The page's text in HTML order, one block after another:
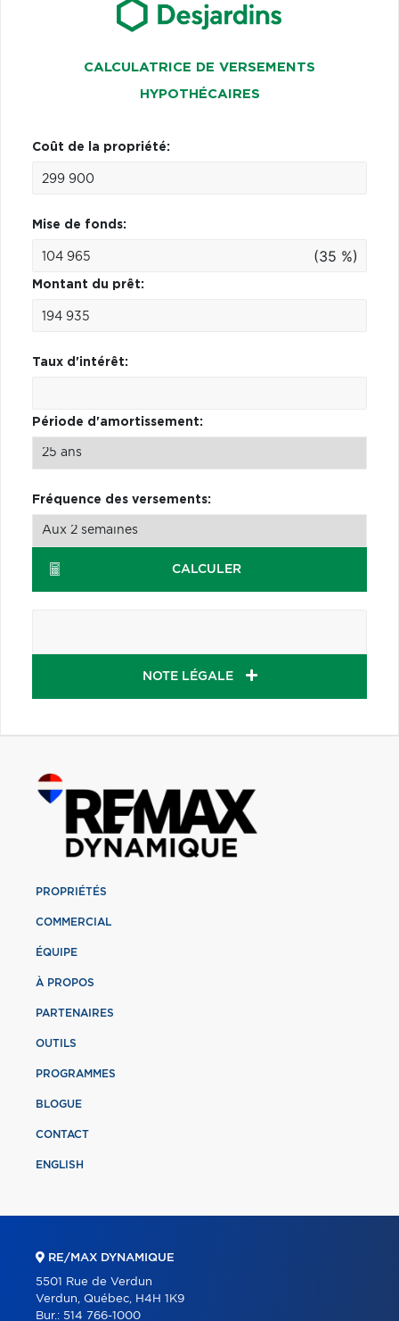
CALCULATRICE DE VERSEMENTS
HYPOTHÉCAIRES
Coût de la propriété:
Mise de fonds:
(35 %)
Montant du prêt:
Taux d'intérêt:
Période d'amortissement:
Fréquence des versements:
CALCULER
NOTE LÉGALE
PROPRIÉTÉS
COMMERCIAL
ÉQUIPE
À PROPOS
PARTENAIRES
OUTILS
PROGRAMMES
BLOGUE
CONTACT
ENGLISH
RE/MAX DYNAMIQUE
5501 Rue de Verdun
Verdun, Québec, H4H 1K9
Bur.: 514 766-1000